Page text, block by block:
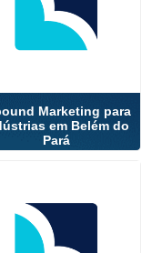
Marketing para
em Belém do
Pará